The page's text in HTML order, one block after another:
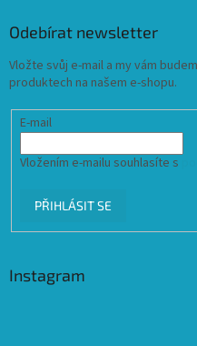
Odebírat newsletter
Vložte svůj e-mail a my vám
produktech na našem e-shopu.
E-mail
Vložením e-mailu souhlasíte s
PŘIHLÁSIT SE
Instagram